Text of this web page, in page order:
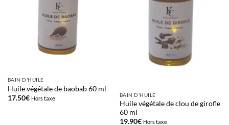
BAIN D'HUILE
Huile végétale de baobab 60 ml
17.50€ Hors taxe BAIN D'HUILE
Huile végétale de clou de girofle
60 ml
19.90€ Hors taxe